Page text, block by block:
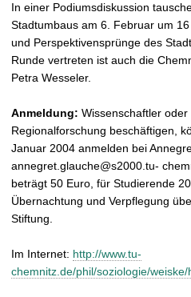
In einer Podiumsdiskussion
Stadtumbaus am 6. Februar um
und Perspektivensprünge des
Runde vertreten ist auch die
Petra Wesseler.
Anmeldung: Wissenschaftler
Regionalforschung beschäftigen,
Januar 2004 anmelden bei
annegret.glauche@s2000.tu-
beträgt 50 Euro, für Studierende
Übernachtung und Verpflegung
Stiftung.
Im Internet: http://www.tu-
chemnitz.de/phil/soziologie/weiske/